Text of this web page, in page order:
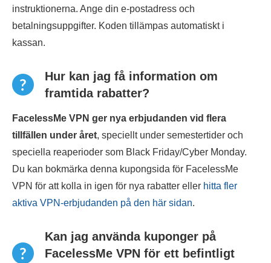
instruktionerna. Ange din e-postadress och
betalningsuppgifter. Koden tillämpas automatiskt i
kassan.
Hur kan jag få information om
framtida rabatter?
FacelessMe VPN ger nya erbjudanden vid flera
tillfällen under året, speciellt under semestertider och
speciella reaperioder som Black Friday/Cyber Monday.
Du kan bokmärka denna kupongsida för FacelessMe
VPN för att kolla in igen för nya rabatter eller hitta fler
aktiva VPN-erbjudanden på den här sidan.
Kan jag använda kuponger på
FacelessMe VPN för ett befintligt